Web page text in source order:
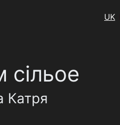
UK
сільое
Катря